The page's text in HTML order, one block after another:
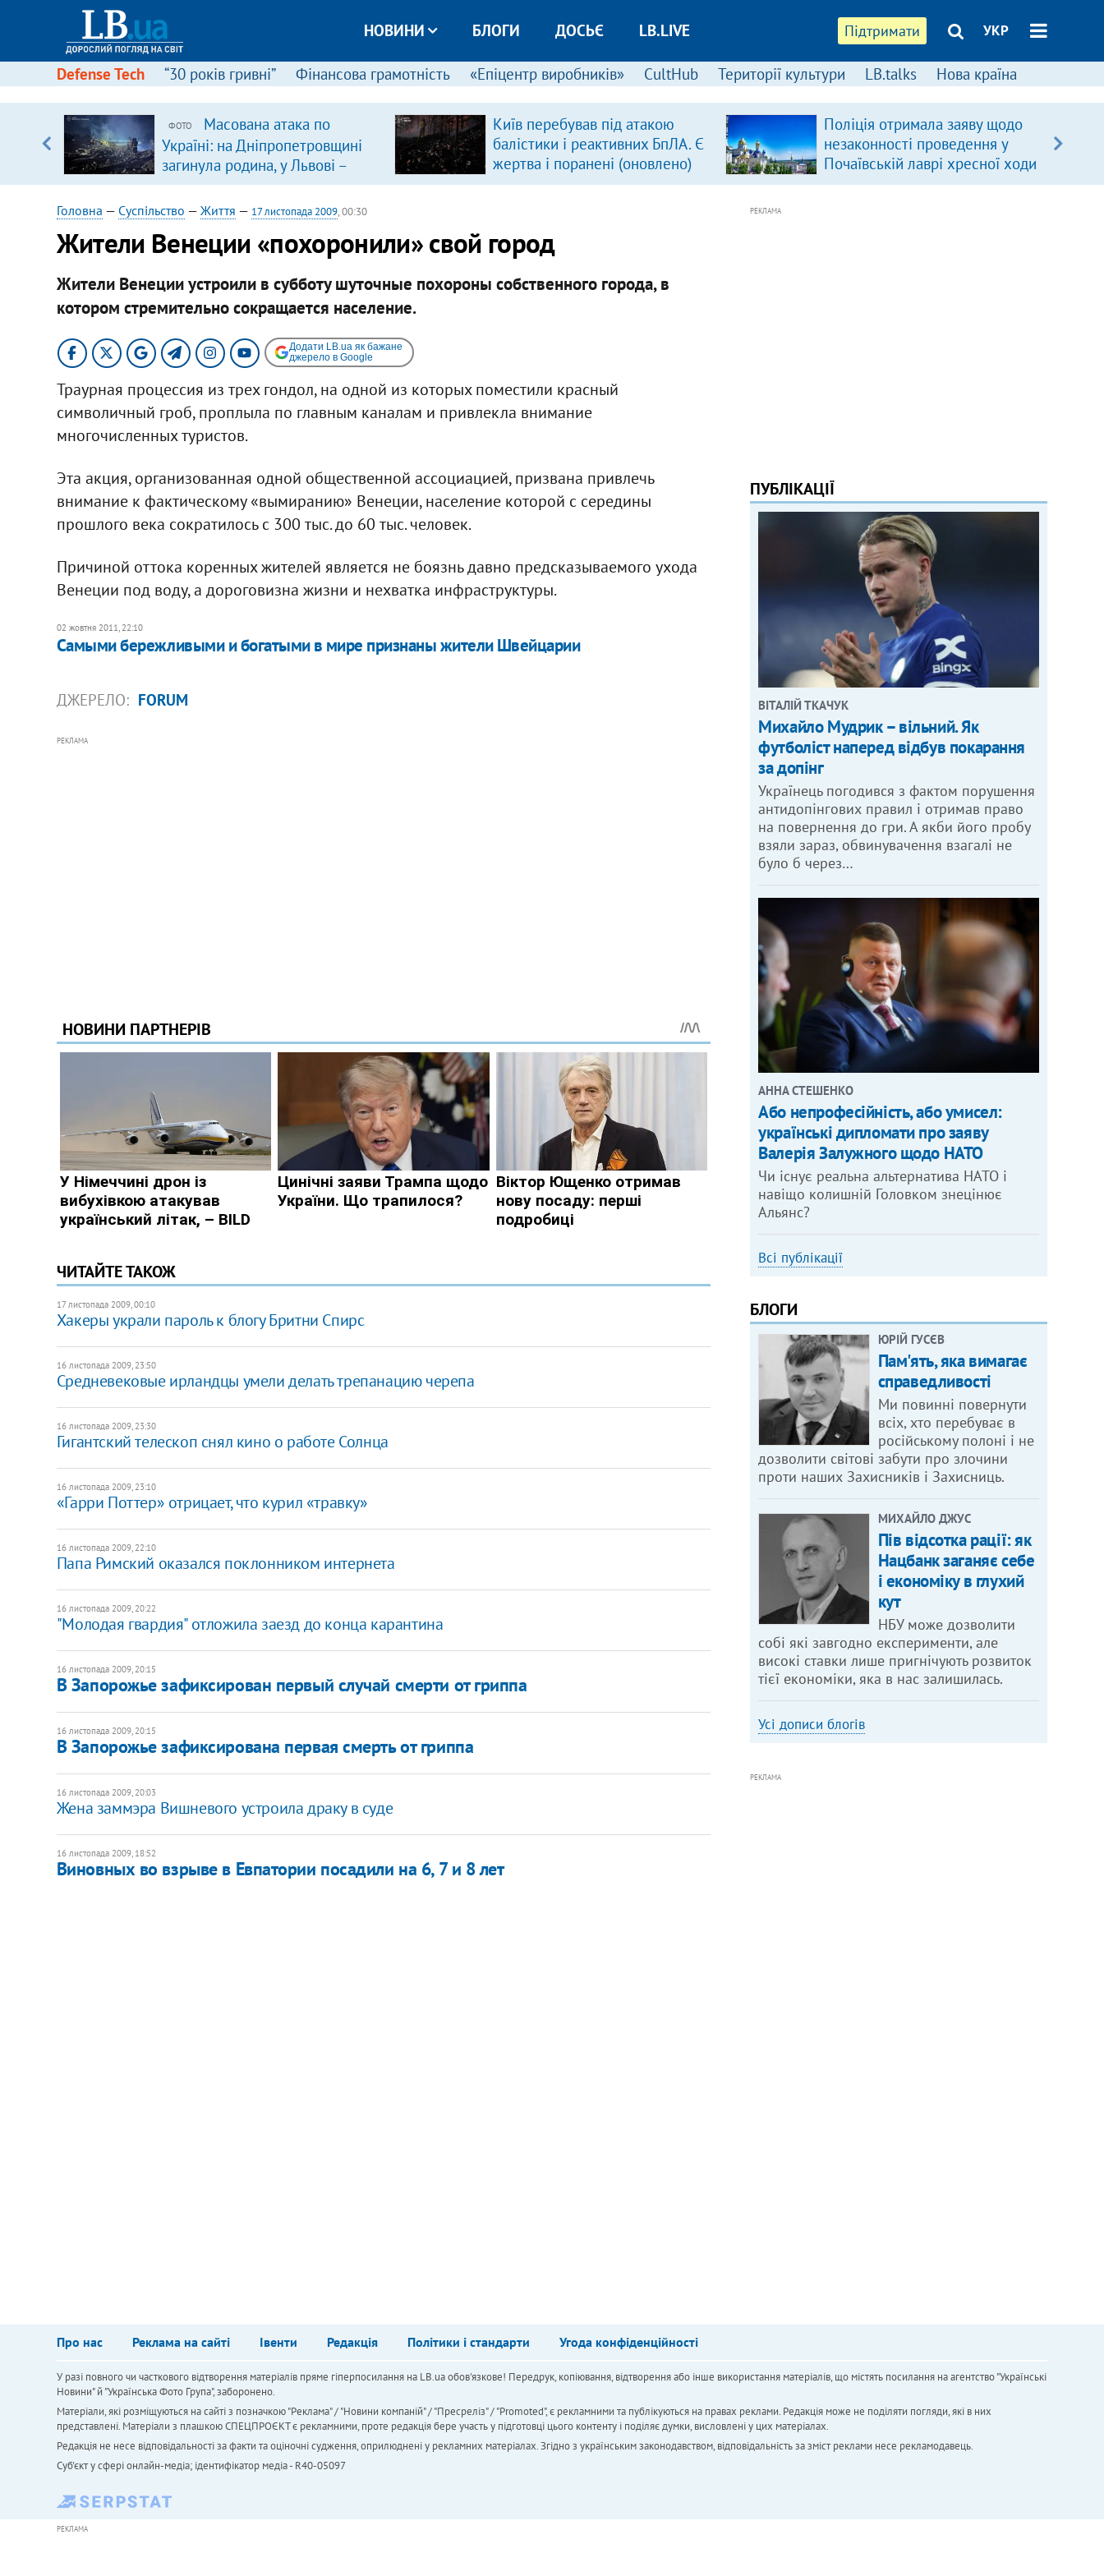
Підтримати УКР
НОВИНИ БЛОГИ ДОСЬЄ LB.LIVE
Defense Tech “30 років гривні” Фінансова грамотність «Епіцентр виробників» CultHub Території культури LB.talks Нова країна
ФОТО
Масована атака по
Україні: на Дніпропетровщині
загинула родина, у Львові –
удар по багатоповерхівках
(доповнюється)
Київ перебував під атакою
балістики і реактивних БпЛА. Є
жертва і поранені (оновлено)
Поліція отримала заяву щодо
незаконності проведення у
Почаївській лаврі хресної ходи
Головна — Суспільство — Життя — 17 листопада 2009, 00:30
Жители Венеции «похоронили» свой город
Жители Венеции устроили в субботу шуточные похороны собственного города, в
котором стремительно сокращается население.
Додати LB.ua як бажане
джерело в Google
Траурная процессия из трех гондол, на одной из которых поместили красный
символичный гроб, проплыла по главным каналам и привлекла внимание
многочисленных туристов.
Эта акция, организованная одной общественной ассоциацией, призвана привлечь
внимание к фактическому «вымиранию» Венеции, население которой с середины
прошлого века сократилось с 300 тыс. до 60 тыс. человек.
Причиной оттока коренных жителей является не боязнь давно предсказываемого ухода
Венеции под воду, а дороговизна жизни и нехватка инфраструктуры.
02 жовтня 2011, 22:10
Самыми бережливыми и богатыми в мире признаны жители Швейцарии
ДЖЕРЕЛО: FORUM
РЕКЛАМА
ЧИТАЙТЕ ТАКОЖ
17 листопада 2009, 00:10
Хакеры украли пароль к блогу Бритни Спирс
16 листопада 2009, 23:50
Средневековые ирландцы умели делать трепанацию черепа
16 листопада 2009, 23:30
Гигантский телескоп снял кино о работе Солнца
16 листопада 2009, 23:10
«Гарри Поттер» отрицает, что курил «травку»
16 листопада 2009, 22:10
Папа Римский оказался поклонником интернета
16 листопада 2009, 20:22
"Молодая гвардия" отложила заезд до конца карантина
16 листопада 2009, 20:15
В Запорожье зафиксирован первый случай смерти от гриппа
16 листопада 2009, 20:15
В Запорожье зафиксирована первая смерть от гриппа
16 листопада 2009, 20:03
Жена заммэра Вишневого устроила драку в суде
16 листопада 2009, 18:52
Виновных во взрыве в Евпатории посадили на 6, 7 и 8 лет
РЕКЛАМА
ПУБЛІКАЦІЇ
ВІТАЛІЙ ТКАЧУК
Михайло Мудрик – вільний. Як
футболіст наперед відбув покарання
за допінг
Українець погодився з фактом порушення
антидопінгових правил і отримав право
на повернення до гри. А якби його пробу
взяли зараз, обвинувачення взагалі не
було б через…
АННА СТЕШЕНКО
Або непрофесійність, або умисел:
українські дипломати про заяву
Валерія Залужного щодо НАТО
Чи існує реальна альтернатива НАТО і
навіщо колишній Головком знецінює
Альянс?
Всі публікації
БЛОГИ
ЮРІЙ ГУСЄВ
Пам'ять, яка вимагає
справедливості
Ми повинні повернути
всіх, хто перебуває в
російському полоні і не
дозволити світові забути про злочини
проти наших Захисників і Захисниць.
МИХАЙЛО ДЖУС
Пів відсотка рації: як
Нацбанк заганяє себе
і економіку в глухий
кут
НБУ може дозволити
собі які завгодно експерименти, але
високі ставки лише пригнічують розвиток
тієї економіки, яка в нас залишилась.
Усі дописи блогів
РЕКЛАМА
Про нас Реклама на сайті Івенти Редакція Політики і стандарти Угода конфіденційності
У разі повного чи часткового відтворення матеріалів пряме гіперпосилання на LB.ua обов'язкове! Передрук, копіювання, відтворення або інше використання матеріалів, що містять посилання на агентство "Українськi
Новини" й "Українська Фото Група", заборонено.
Матеріали, які розміщуються на сайті з позначкою "Реклама" / "Новини компаній" / "Пресреліз" / "Promoted", є рекламними та публікуються на правах реклами. Редакція може не поділяти погляди, які в них
представлені. Матеріали з плашкою СПЕЦПРОЄКТ є рекламними, проте редакція бере участь у підготовці цього контенту і поділяє думки, висловлені у цих матеріалах.
Редакція не несе відповідальності за факти та оціночні судження, оприлюднені у рекламних матеріалах. Згідно з українським законодавством, відповідальність за зміст реклами несе рекламодавець.
Cуб'єкт у сфері онлайн-медіа; ідентифікатор медіа - R40-05097
РЕКЛАМА